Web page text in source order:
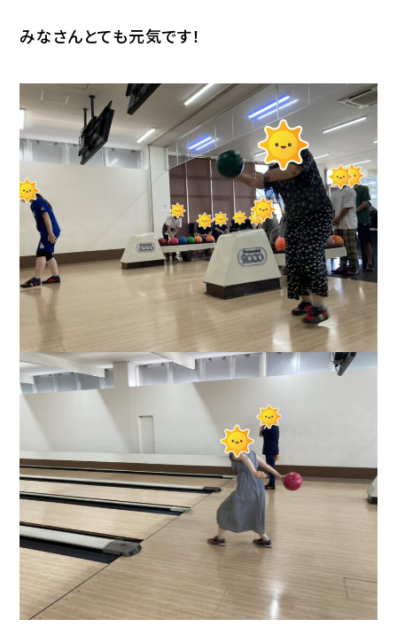
みなさんとても元気です！